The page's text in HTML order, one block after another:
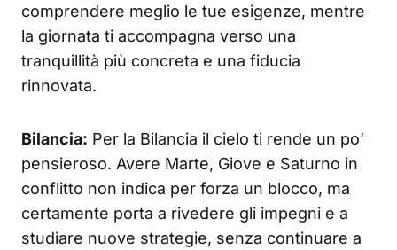
comprendere meglio le tue esigenze, mentre
la giornata ti accompagna verso una
tranquillità più concreta e una fiducia
rinnovata.
Bilancia: Per la Bilancia il cielo ti rende un po’
pensieroso. Avere Marte, Giove e Saturno in
conflitto non indica per forza un blocco, ma
certamente porta a rivedere gli impegni e a
studiare nuove strategie, senza continuare a